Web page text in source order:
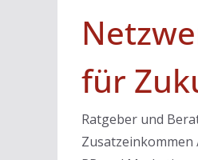
für
Ratgeber und